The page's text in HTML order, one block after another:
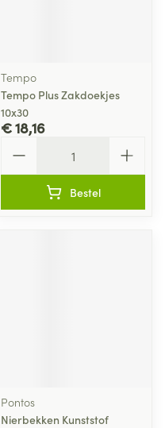
Tempo
Tempo Plus Zakdoekjes
10x30
€ 18,16
Bestel
Pontos
Nierbekken Kunststof